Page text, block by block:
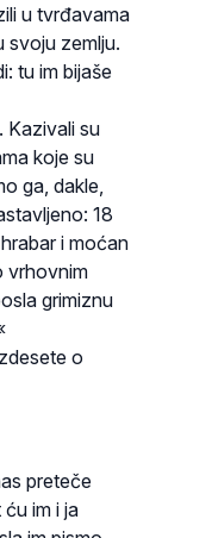
u tvrđavama
svoju zemlju.
tu im bijaše
Kazivali su
koje su
ga, dakle,
18
i moćan
vrhovnim
grimiznu
o
preteče
im i ja